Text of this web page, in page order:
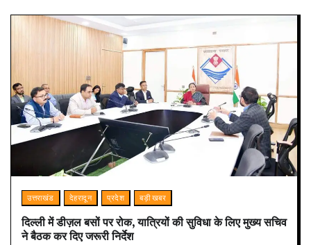
उत्तराखंड देहरादून प्रदेश बड़ी खबर
दिल्ली में डीज़ल बसों पर रोक, यात्रियों की सुविधा के लिए मुख्य सचिव
ने बैठक कर दिए जरूरी निर्देश